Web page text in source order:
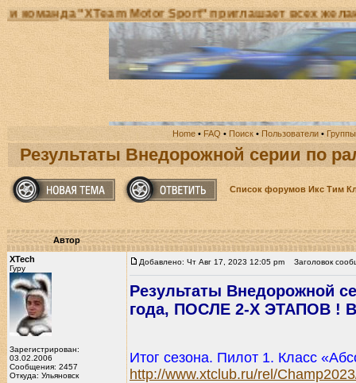
"XTeam Motor Sport" приглашает всех желающих
Home • FAQ • Поиск • Пользователи • Группы
Результаты Внедорожной серии по
Список форумов Икс Тим
Автор
XTech
Гуру
Зарегистрирован:
03.02.2006
Сообщения: 2457
Откуда: Ульяновск
Добавлено: Чт Авг 17, 2023 12:05 pm Заголовок
Результаты Внедорожной
года, ПОСЛЕ 2-Х ЭТАПОВ ! В
Итог сезона. Пилот 1. Класс
http://www.xtclub.ru/rel/